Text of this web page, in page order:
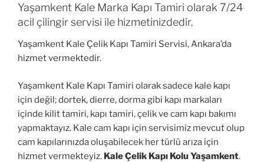
Yaşamkent Kale Marka Kapı Tamiri olarak 7/24
acil çilingir servisi ile hizmetinizdedir.
Yaşamkent Kale Çelik Kapı Tamiri Servisi, Ankara’da
hizmet vermektedir.
Yaşamkent Kale Kapı Tamiri olarak sadece kale kapı
için değil; dortek, dierre, dorma gibi kapı markaları
içinde kilit tamiri, kapı tamiri, çelik ve cam kapı bakımı
yapmaktayız. Kale cam kapı için servisimiz mevcut olup
cam kapılarınızda oluşabilecek her türlü arıza için
hizmet vermekteyiz. Kale Çelik Kapı Kolu Yaşamkent.